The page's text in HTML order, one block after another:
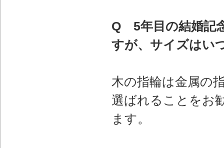
Q 5年目の結婚記
すが、サイズはい
木の指輪は金属の
選ばれることをお
ます。